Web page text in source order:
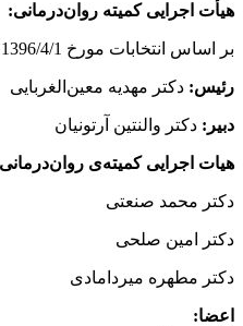
هیأت اجرایی کمیته روان‌‌درمانی:
بر اساس انتخابات مورخ 1396/4/1 که با حضور اعضای فعال کمیته در 4 سال گذشته انجام شد 5 نفر به عنوان عضو هیأت اجرایی کمیته انتخاب شدند؛ یک نفر رییس، یک نفر دبیر و سه نفر عضو.
رئیس: دکتر مهدیه معین‌الغربایی
دبیر: دکتر والنتین آرتونیان
هیات اجرایی کمیته‌ی روان‌درمانی‌
دکتر محمد صنعتی
دکتر امین صلحی
دکتر مطهره میردامادی
اعضا: